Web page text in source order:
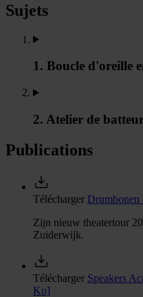
Sujets
1. Boucle d'oreille
2. Atelier de
Publications
Télécharger Drumbonen
Zijn nieuw theatertour
Zuiderwijk.
Télécharger Speakers
Ko]